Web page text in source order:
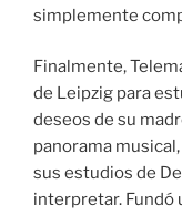
simplemente
Finalmente,
de Leipzig para
deseos de su
panorama
sus estudios de
interpretar. Fundó